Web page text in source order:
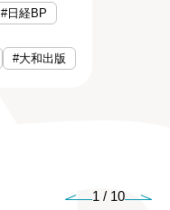
#日経BP
#大和出版
1 / 10